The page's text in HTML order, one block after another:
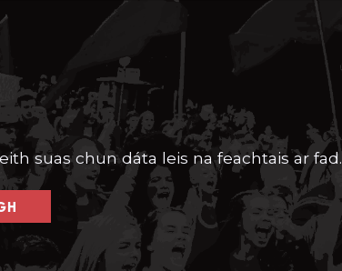
suas chun dáta leis na feachtais ar fad.